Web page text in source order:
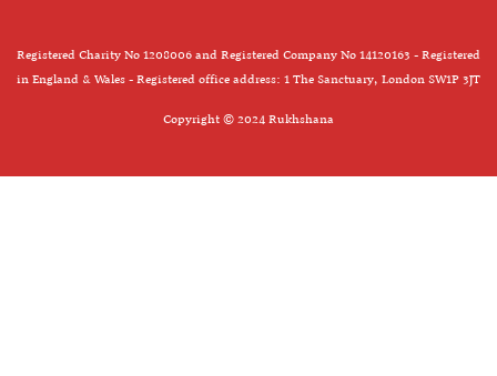
Registered Charity No 1208006 and Registered Company No 14120163 - Registered
in England & Wales - Registered office address: 1 The Sanctuary, London SW1P 3JT
Copyright © 2024 Rukhshana